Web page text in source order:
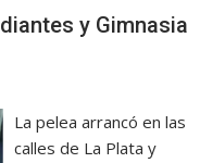
y Gimnasia
La pelea arrancó en las
calles de La Plata y